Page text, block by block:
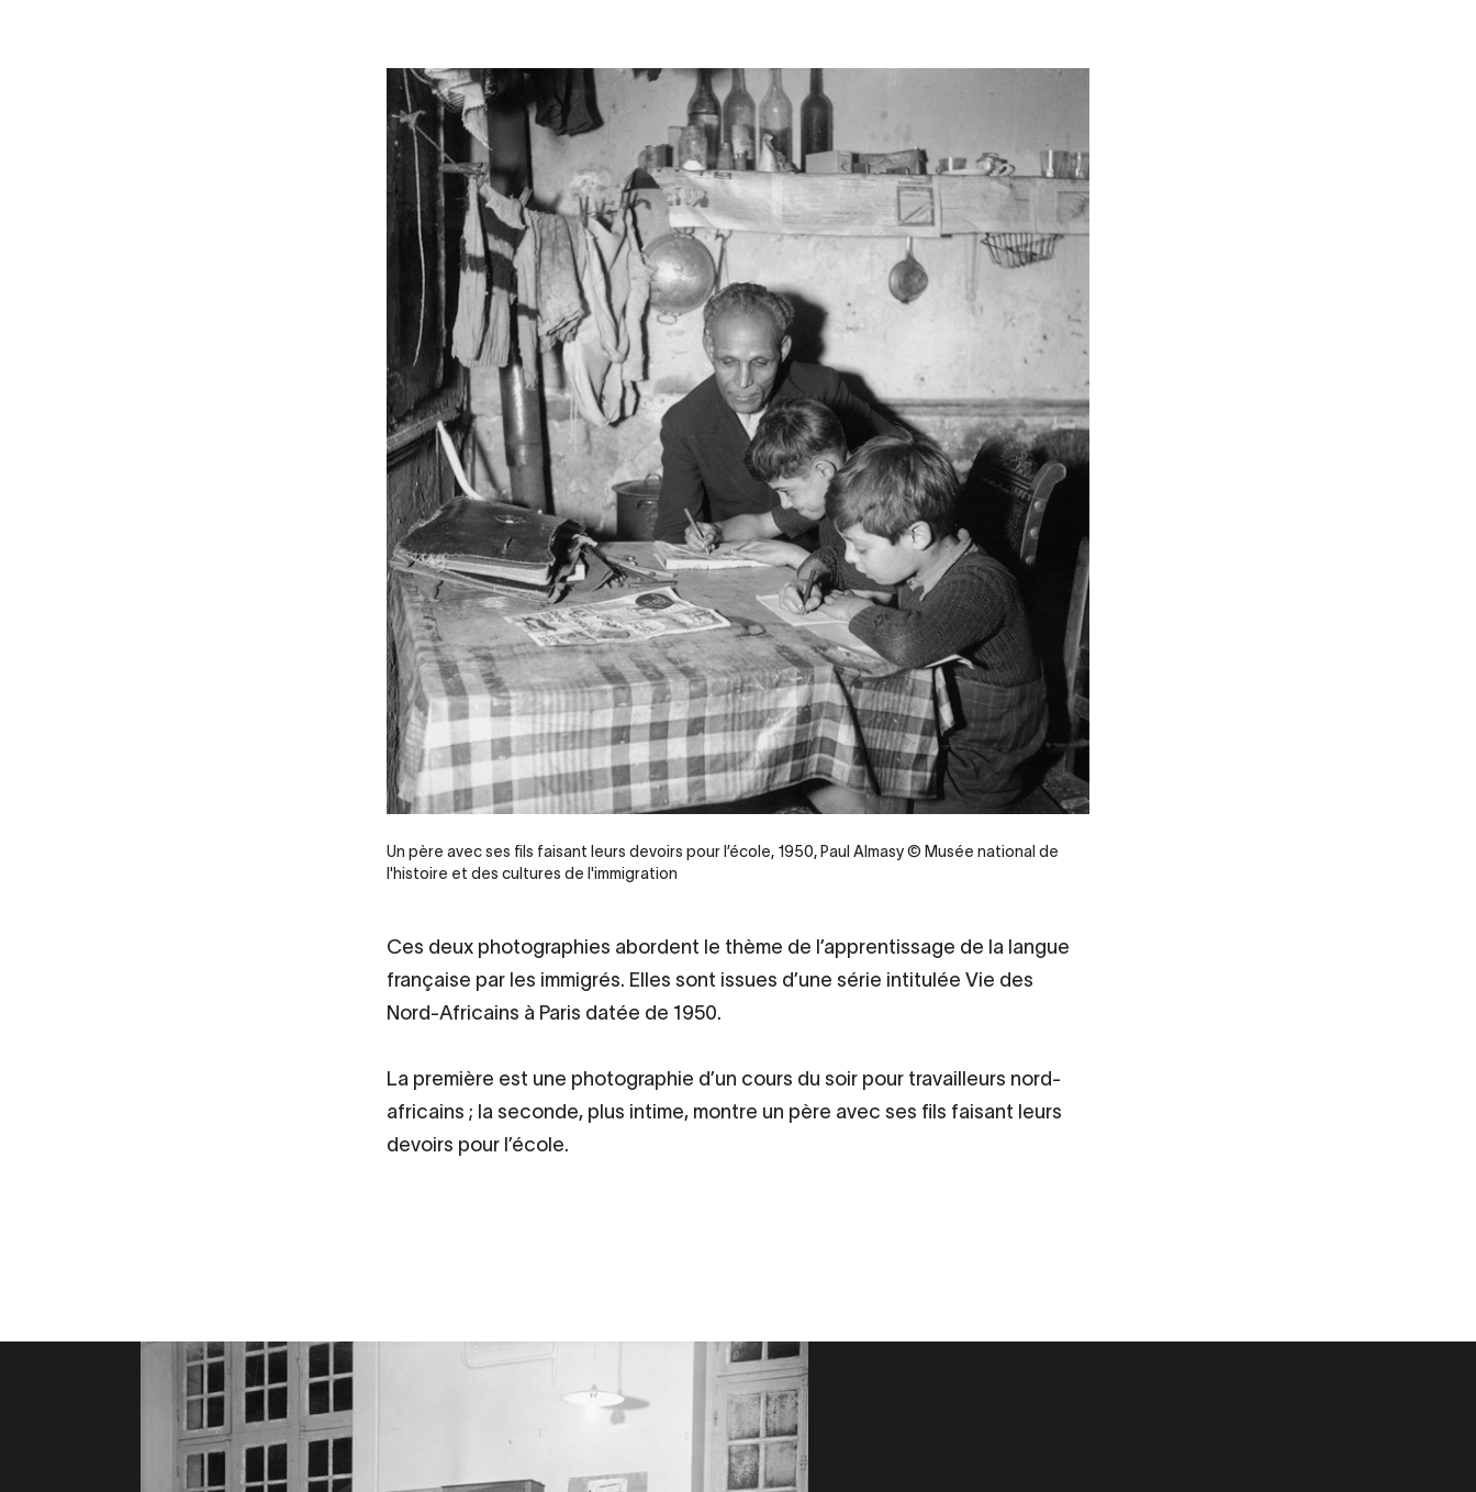
Un père avec ses fils faisant leurs devoirs pour l’école, 1950, Paul Almasy © Musée national de
l'histoire et des cultures de l'immigration
Ces deux photographies abordent le thème de l’apprentissage de la langue
française par les immigrés. Elles sont issues d’une série intitulée Vie des
Nord-Africains à Paris datée de 1950.
La première est une photographie d’un cours du soir pour travailleurs nord-
africains ; la seconde, plus intime, montre un père avec ses fils faisant leurs
devoirs pour l’école.